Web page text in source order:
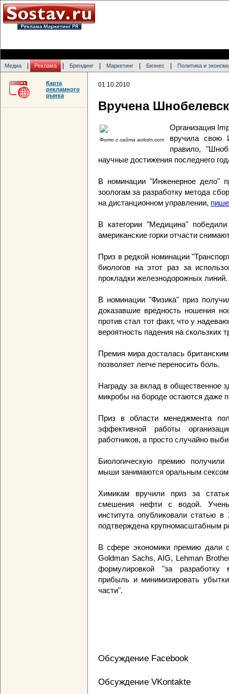
Медиа Реклама Брендинг Маркетинг Бизнес Политика и
01.10.2010
Вручена
Фото с сайта aolcdn.com
Организация
вручила свою
правило,
научные достижения последнего
В номинации "Инженерное дело"
зоологам за разработку метода
на дистанционном управлении,
В категории "Медицина"
американские горки отчасти
Приз в редкой номинации
биологов на этот раз за
прокладки железнодорожных линий.
В номинации "Физика" приз
доказавшие вредность ношения
против стал тот факт, что у
вероятность падения на скользких
Премия мира досталась
позволяет легче переносить боль.
Награду за вклад в общественное
микробы на бороде остаются
Приз в области менеджмента
эффективной работы
работников, а просто случайно
Биологическую премию
мыши занимаются оральным
Химикам вручили приз за
смешения нефти с водой.
института опубликовали статью
подтверждена крупномасштабным
В сфере экономики премию дали
Goldman Sachs, AIG, Lehman
формулировкой "за разработку
прибыль и минимизировать
части".
Обсуждение Facebook
Обсуждение VKontakte
Карта
рекламного
рынка